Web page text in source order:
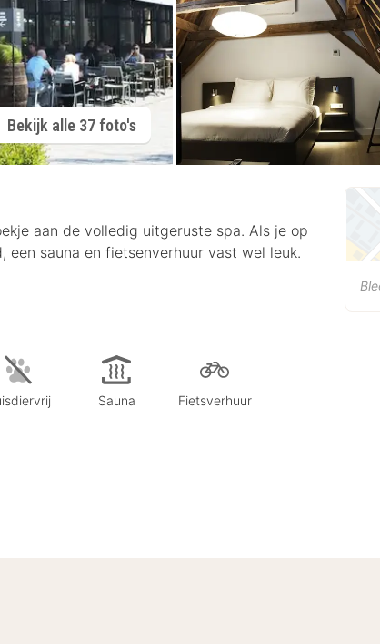
Bekijk alle 37 foto's
aan de volledig uitgeruste spa. Als je op
sauna en fietsenverhuur vast wel leuk.
Sauna Fietsverhuur